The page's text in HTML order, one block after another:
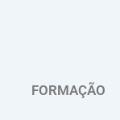
FORMAÇÃO
u